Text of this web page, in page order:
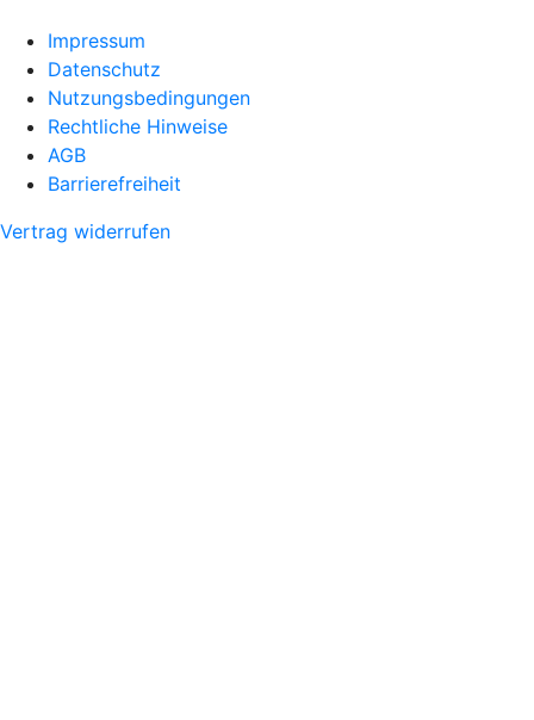
Impressum
Datenschutz
Nutzungsbedingungen
Rechtliche Hinweise
AGB
Barrierefreiheit
Vertrag widerrufen